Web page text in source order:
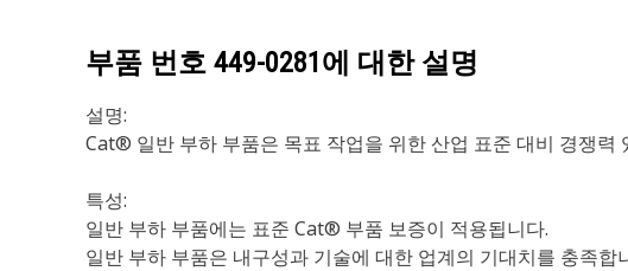
부품 번호 449-0281 에 대한 설명
설명:
Cat® 일반 부하 부품은 목표 작업을 위한 산업 표준 대비 경쟁력
특성:
일반 부하 부품에는 표준 Cat® 부품 보증이 적용됩니다.
일반 부하 부품은 내구성과 기술에 대한 업계의 기대치를 충족합